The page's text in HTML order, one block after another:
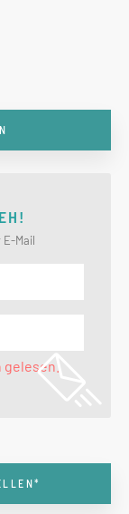
Mail